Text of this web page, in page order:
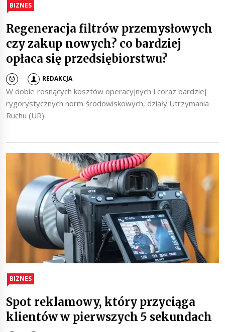
BIZNES
Regeneracja filtrów przemysłowych
czy zakup nowych? co bardziej
opłaca się przedsiębiorstwu?
REDAKCJA
W dobie rosnących kosztów operacyjnych i coraz bardziej
rygorystycznych norm środowiskowych, działy Utrzymania
Ruchu (UR)
BIZNES
Spot reklamowy, który przyciąga
klientów w pierwszych 5 sekundach